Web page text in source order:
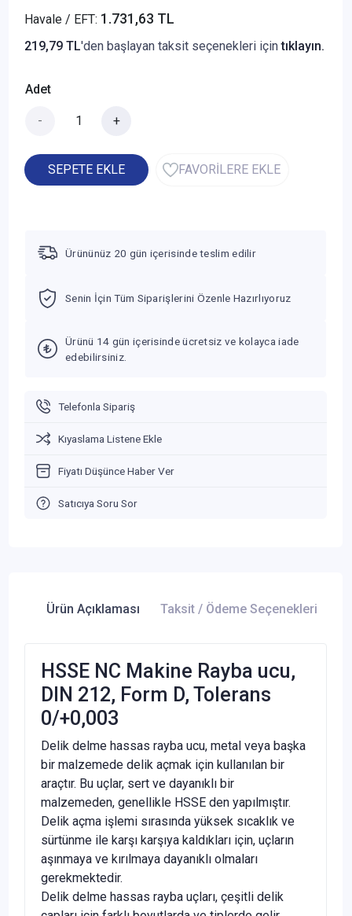
Havale / EFT: 1.731,63 TL
219,79 TL'den başlayan taksit seçenekleri içintıklayın.
Adet
- +
SEPETE EKLE FAVORİLERE EKLE
Ürününüz 20 gün içerisinde teslim edilir
Senin İçin Tüm Siparişlerini Özenle Hazırlıyoruz
Ürünü 14 gün içerisinde ücretsiz ve kolayca iade
edebilirsiniz.
Telefonla Sipariş
Kıyaslama Listene Ekle
Fiyatı Düşünce Haber Ver
Satıcıya Soru Sor
Ürün Açıklaması Taksit / Ödeme Seçenekleri
HSSE NC Makine Rayba ucu,
DIN 212, Form D, Tolerans
0/+0,003
Delik delme hassas rayba ucu, metal veya başka
bir malzemede delik açmak için kullanılan bir
araçtır. Bu uçlar, sert ve dayanıklı bir
malzemeden, genellikle HSSE den yapılmıştır.
Delik açma işlemi sırasında yüksek sıcaklık ve
sürtünme ile karşı karşıya kaldıkları için, uçların
aşınmaya ve kırılmaya dayanıklı olmaları
gerekmektedir.
Delik delme hassas rayba uçları, çeşitli delik